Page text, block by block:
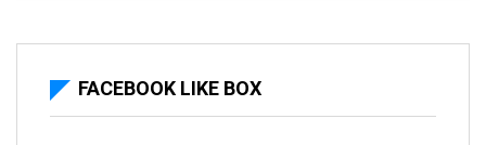
FACEBOOK LIKE BOX